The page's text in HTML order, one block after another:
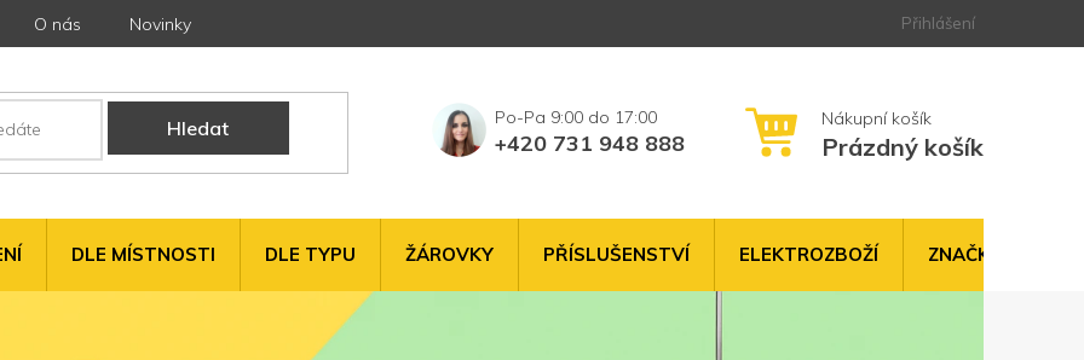
O nás Novinky Přihlášení
Hledat
+420 731 948 888
NÁKUPNÍPrázdný košík
DLE MÍSTNOSTI DLE TYPU ŽÁROVKY PŘÍSLUŠENSTVÍ ELEKTROZBOŽÍ ZNAČKY